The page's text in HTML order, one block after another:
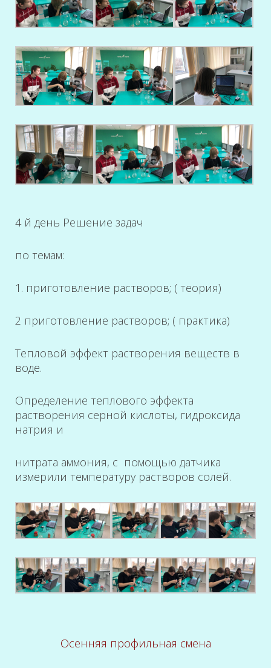
4 й день Решение задач
по темам:
1. приготовление растворов; ( теория)
2 приготовление растворов; ( практика)
Тепловой эффект растворения веществ в
воде.
Определение теплового эффекта
растворения серной кислоты, гидроксида
натрия и
нитрата аммония, с помощью датчика
измерили температуру растворов солей.
Осенняя профильная смена